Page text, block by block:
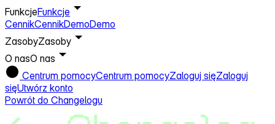
FunkcjeFunkcje
CennikCennikDemoDemo
ZasobyZasoby
O nasO nas
Centrum pomocyCentrum pomocyZaloguj sięZaloguj
sięUtwórz konto
Powrót do Changelogu